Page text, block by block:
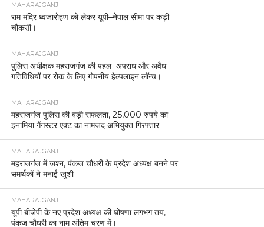
MAHARAJGANJ
राम मंदिर ध्वजारोहण को लेकर यूपी–नेपाल सीमा पर कड़ी
चौकसी।
MAHARAJGANJ
पुलिस अधीक्षक महराजगंज की पहल अपराध और अवैध
गतिविधियों पर रोक के लिए गोपनीय हेल्पलाइन लॉन्च।
MAHARAJGANJ
महराजगंज पुलिस की बड़ी सफलता, 25,000 रुपये का
इनामिया गैंगस्टर एक्ट का नामजद अभियुक्त गिरफ्तार
MAHARAJGANJ
महराजगंज में जश्न, पंकज चौधरी के प्रदेश अध्यक्ष बनने पर
समर्थकों ने मनाई खुशी
MAHARAJGANJ
यूपी बीजेपी के नए प्रदेश अध्यक्ष की घोषणा लगभग तय,
पंकज चौधरी का नाम अंतिम चरण में।